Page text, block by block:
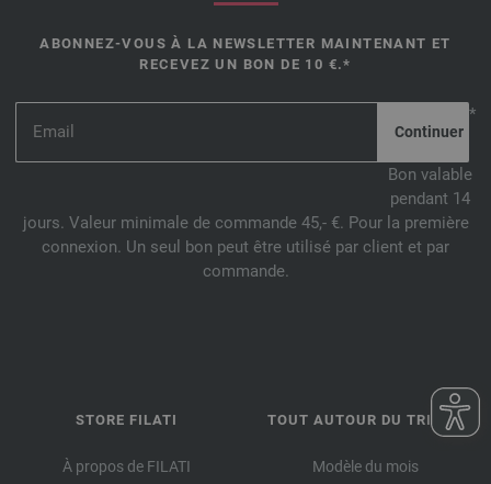
ABONNEZ-VOUS À LA NEWSLETTER MAINTENANT ET
RECEVEZ UN BON DE 10 €.*
*
Bon valable
pendant 14
jours. Valeur minimale de commande 45,- €. Pour la première
connexion. Un seul bon peut être utilisé par client et par
commande.
STORE FILATI
À propos de FILATI
TOUT AUTOUR DU TRICOT
Modèle du mois